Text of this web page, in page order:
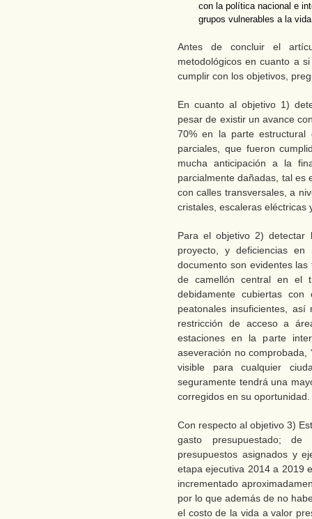
con la política nacional e
grupos vulnerables a la
Antes de concluir el
metodológicos en cuanto a
cumplir con los objetivos,
En cuanto al objetivo 1)
pesar de existir un avance
70% en la parte estructural
parciales, que fueron
mucha anticipación a la
parcialmente dañadas, tal es
con calles transversales, a
cristales, escaleras eléctricas
Para el objetivo 2) detectar
proyecto, y deficiencias
documento son evidentes
de camellón central en el
debidamente cubiertas
peatonales insuficientes,
restricción de acceso a
estaciones en la parte
aseveración no comprobada,
visible para cualquier
seguramente tendrá una
corregidos en su oportunidad.
Con respecto al objetivo 3)
gasto presupuestado;
presupuestos asignados y
etapa ejecutiva 2014 a 2019
incrementado
por lo que además de no
el costo de la vida a valor